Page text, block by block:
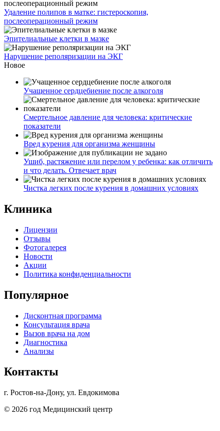
Удаление полипов в матке: гистероскопия,
послеоперационный режим
Эпителиальные клетки в мазке
Нарушение реполяризации на ЭКГ
Новое
Учащенное сердцебиение после алкоголя
Смертельное давление для человека: критические
показатели
Вред курения для организма женщины
Ушиб, растяжение или перелом у ребенка: как отличить
и что делать. Отвечает врач
Чистка легких после курения в домашних условиях
Клиника
Лицензии
Отзывы
Фотогалерея
Новости
Акции
Политика конфиденциальности
Популярное
Дисконтная программа
Консультация врача
Вызов врача на дом
Диагностика
Анализы
Контакты
г. Ростов-на-Дону, ул. Евдокимова
© 2026 год Медицинский центр